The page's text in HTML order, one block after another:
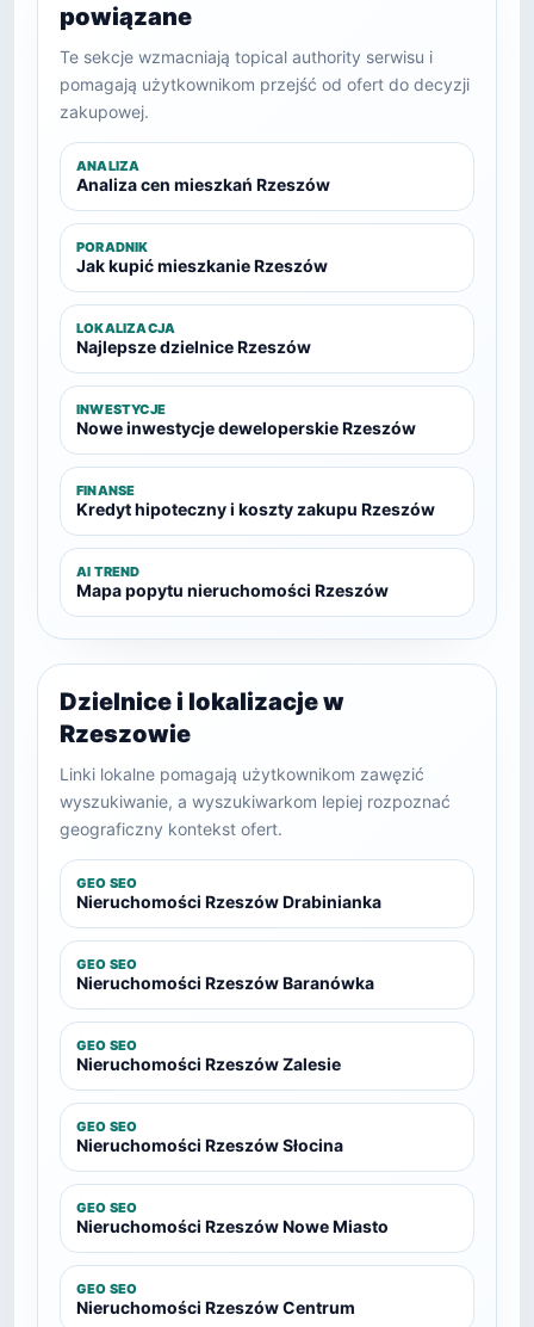
powiązane
Te sekcje wzmacniają topical authority serwisu i
pomagają użytkownikom przejść od ofert do decyzji
zakupowej.
ANALIZA
Analiza cen mieszkań Rzeszów
PORADNIK
Jak kupić mieszkanie Rzeszów
LOKALIZACJA
Najlepsze dzielnice Rzeszów
INWESTYCJE
Nowe inwestycje deweloperskie Rzeszów
FINANSE
Kredyt hipoteczny i koszty zakupu Rzeszów
AI TREND
Mapa popytu nieruchomości Rzeszów
Dzielnice i lokalizacje w
Rzeszowie
Linki lokalne pomagają użytkownikom zawęzić
wyszukiwanie, a wyszukiwarkom lepiej rozpoznać
geograficzny kontekst ofert.
GEO SEO
Nieruchomości Rzeszów Drabinianka
GEO SEO
Nieruchomości Rzeszów Baranówka
GEO SEO
Nieruchomości Rzeszów Zalesie
GEO SEO
Nieruchomości Rzeszów Słocina
GEO SEO
Nieruchomości Rzeszów Nowe Miasto
GEO SEO
Nieruchomości Rzeszów Centrum